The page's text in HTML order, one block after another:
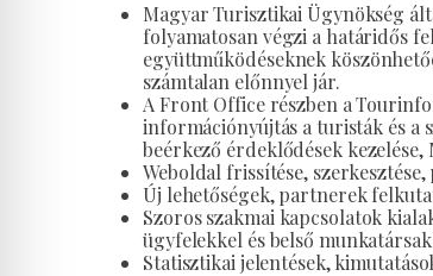
Magyar Turisztikai Ügynökség
folyamatosan végzi a határidős
együttműködéseknek
számtalan előnnyel jár.
A Front Office részben a
információnyújtás a turisták és a
beérkező érdeklődések
Weboldal frissítése,
Új lehetőségek, partnerek
Szoros szakmai kapcsolatok
ügyfelekkel és belső
Statisztikai jelentések,